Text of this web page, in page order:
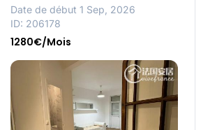
Date de début 1 Sep, 2026
ID: 206178
1280€/Mois